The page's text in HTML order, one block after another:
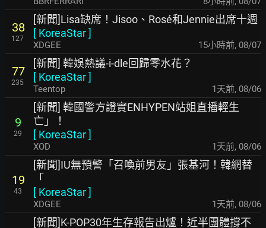
38
127
[新聞]Lisa缺席！Jisoo、Rosé和Jennie出席十週
[ KoreaStar]
XDGEE 15小時前, 08/07
77
235
[新聞] 韓娛熱議-i-dle回歸零水花？
[ KoreaStar]
Teentop 1天前, 08/06
9
29
[新聞] 韓國警方證實ENHYPEN站姐直播輕生
亡」！
[ KoreaStar]
XOD 1天前, 08/06
19
43
[新聞]IU無預警「召喚前男友」張基河！韓網替
「
[ KoreaStar]
XDGEE 1天前, 08/06
[新聞]K-POP30年生存報告出爐！近半團體撐不